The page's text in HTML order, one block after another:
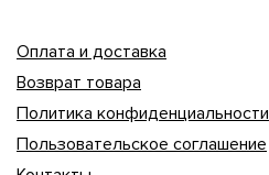
Оплата и доставка
Возврат товара
Политика конфиденциальности
Пользовательское соглашение